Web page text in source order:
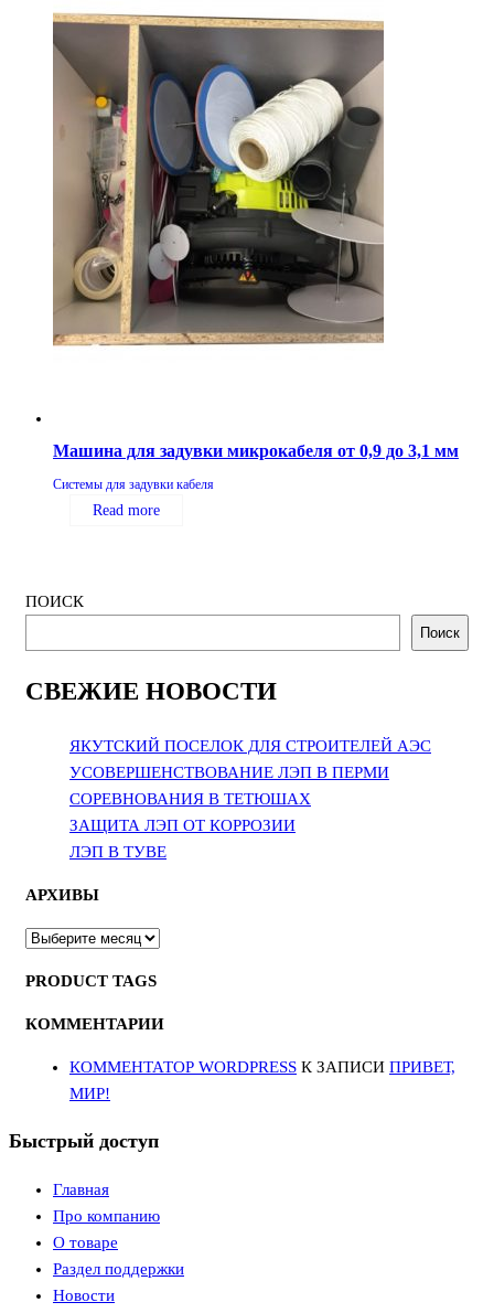
Машина для задувки микрокабеля от 0,9 до 3,1 мм
Системы для задувки кабеля
Read more
ПОИСК
Поиск
СВЕЖИЕ НОВОСТИ
ЯКУТСКИЙ ПОСЕЛОК ДЛЯ СТРОИТЕЛЕЙ АЭС
УСОВЕРШЕНСТВОВАНИЕ ЛЭП В ПЕРМИ
СОРЕВНОВАНИЯ В ТЕТЮШАХ
ЗАЩИТА ЛЭП ОТ КОРРОЗИИ
ЛЭП В ТУВЕ
АРХИВЫ
АРХИВЫ
PRODUCT TAGS
КОММЕНТАРИИ
КОММЕНТАТОР WORDPRESS К ЗАПИСИ ПРИВЕТ,
МИР!
Быстрый доступ
Главная
Про компанию
О товаре
Раздел поддержки
Новости